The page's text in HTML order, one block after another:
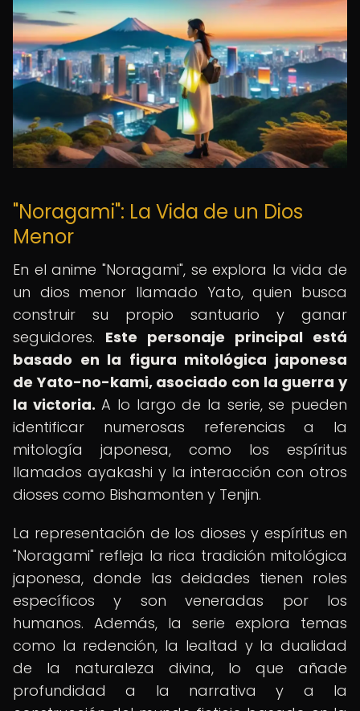
"Noragami": La Vida de un Dios
Menor
En el anime "Noragami", se explora la vida de
un dios menor llamado Yato, quien busca
construir su propio santuario y ganar
seguidores. Este personaje principal está
basado en la figura mitológica japonesa
de Yato-no-kami, asociado con la guerra y
la victoria. A lo largo de la serie, se pueden
identificar numerosas referencias a la
mitología japonesa, como los espíritus
llamados ayakashi y la interacción con otros
dioses como Bishamonten y Tenjin.
La representación de los dioses y espíritus en
"Noragami" refleja la rica tradición mitológica
japonesa, donde las deidades tienen roles
específicos y son veneradas por los
humanos. Además, la serie explora temas
como la redención, la lealtad y la dualidad
de la naturaleza divina, lo que añade
profundidad a la narrativa y a la